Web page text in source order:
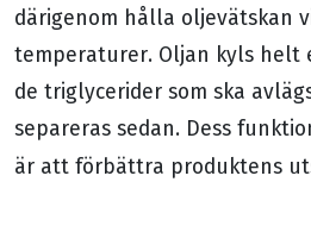
därigenom hålla oljevätskan
temperaturer. Oljan kyls helt
de triglycerider som ska
separeras sedan. Dess
är att förbättra produktens